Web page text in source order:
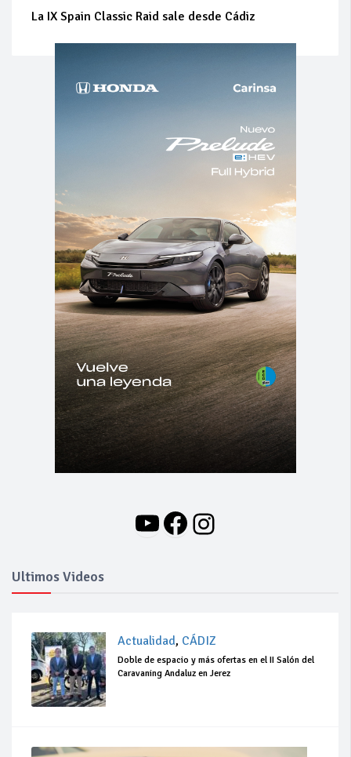
La IX Spain Classic Raid sale desde Cádiz
YouTube
Facebook
Instagram
Ultimos Videos
Actualidad, CÁDIZ
Doble de espacio y más ofertas en el II Salón del
Caravaning Andaluz en Jerez